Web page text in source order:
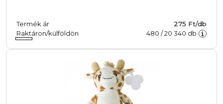
Termék ár
275 Ft/db
Raktáron/külföldön
480 /20 340 db